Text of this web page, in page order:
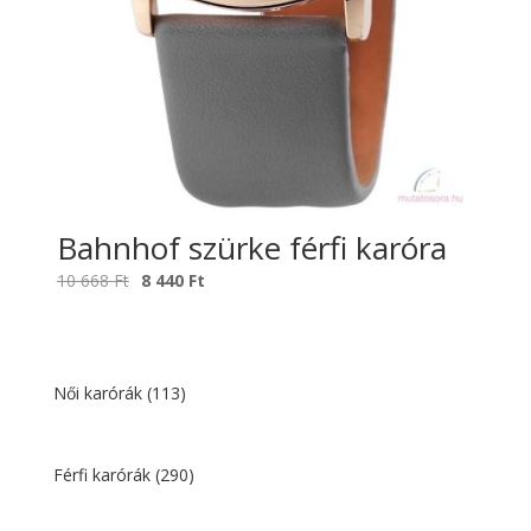
Bahnhof szürke férfi karóra
10 668Ft Original
668 Ft.
8 440 Ft
Női karórák (113)
Férfi karórák (290)